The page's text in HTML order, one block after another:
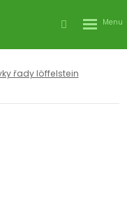
řady löffelstein